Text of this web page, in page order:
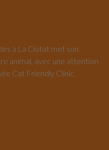
à La Ciotat met son
animal, avec une attention
Cat Friendly Clinic.